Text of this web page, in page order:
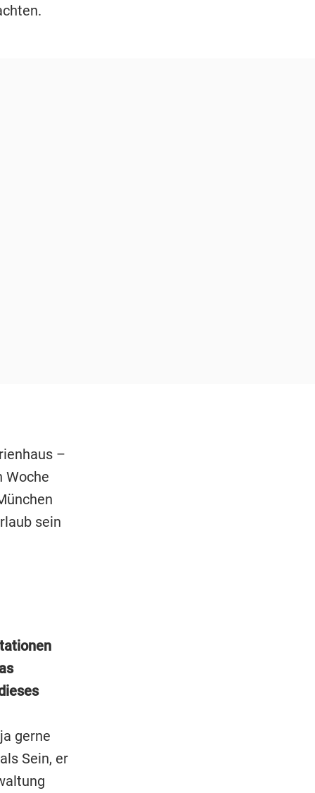
–
Woche
sein
gerne
Sein, er